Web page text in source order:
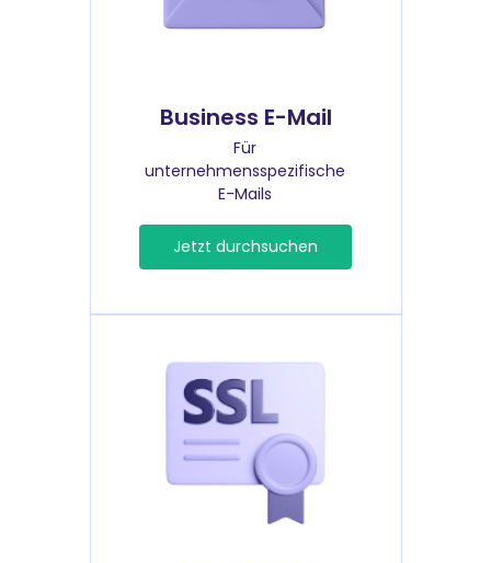
Business E-Mail
Für
unternehmensspezifische
E-Mails
Jetzt durchsuchen